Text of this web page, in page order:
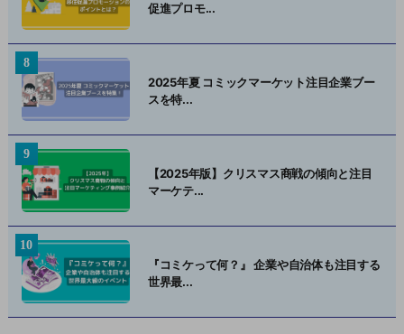
促進プロモ...
2025年夏 コミックマーケット注目企業ブー
スを特...
【2025年版】クリスマス商戦の傾向と注目
マーケテ...
『コミケって何？』 企業や自治体も注目する
世界最...